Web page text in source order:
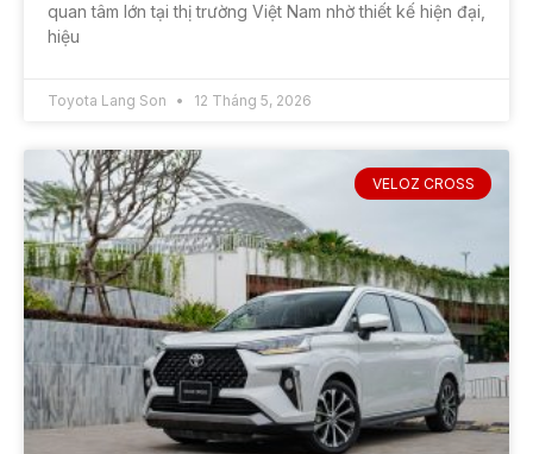
quan tâm lớn tại thị trường Việt Nam nhờ thiết kế hiện đại,
hiệu
Toyota Lang Son 12 Tháng 5, 2026
VELOZ CROSS